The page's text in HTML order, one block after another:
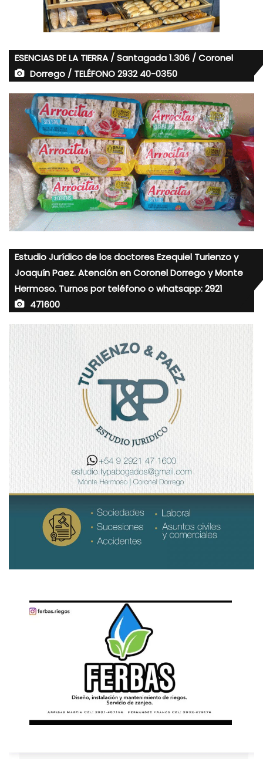
ESENCIAS DE LA TIERRA / Santagada 1.306 / Coronel
Dorrego / TELÉFONO 2932 40-0350
Estudio Jurídico de los doctores Ezequiel Turienzo y
Joaquín Paez. Atención en Coronel Dorrego y Monte
Hermoso. Turnos por teléfono o whatsapp: 2921
471600